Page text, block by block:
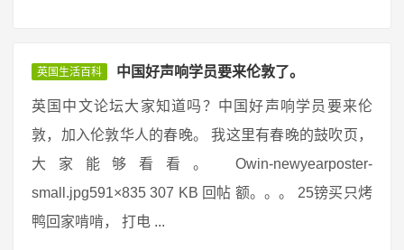
英国生活百科 中国好声响学员要来伦敦了。
英国中文论坛大家知道吗？中国好声响学员要来伦
敦，加入伦敦华人的春晚。 我这里有春晚的鼓吹页，
大家能够看看。 Owin-newyearposter-
small.jpg591×835 307 KB 回帖 额。。。 25镑买只烤
鸭回家啃啃， 打电 ...